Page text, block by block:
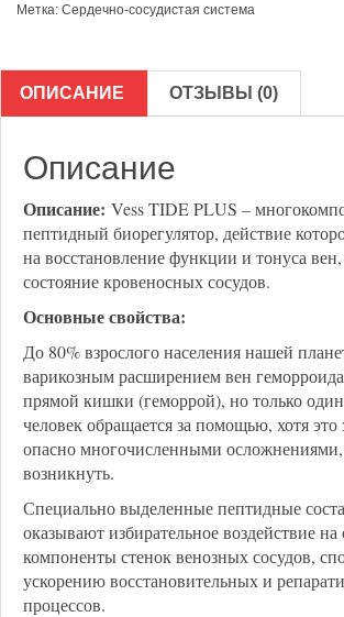
Метка: Сердечно-сосудистая система
ОПИСАНИЕ ОТЗЫВЫ (0)
Описание
Описание: Vess TIDE PLUS –
пептидный биорегулятор, действие
на восстановление функции и тонуса
состояние кровеносных сосудов.
Основные свойства:
До 80% взрослого населения нашей
варикозным расширением вен
прямой кишки (геморрой), но только
человек обращается за помощью, хотя это
опасно многочисленными
возникнуть.
Специально выделенные пептидные
оказывают избирательное воздействие
компоненты стенок венозных сосудов,
ускорению восстановительных и
процессов.